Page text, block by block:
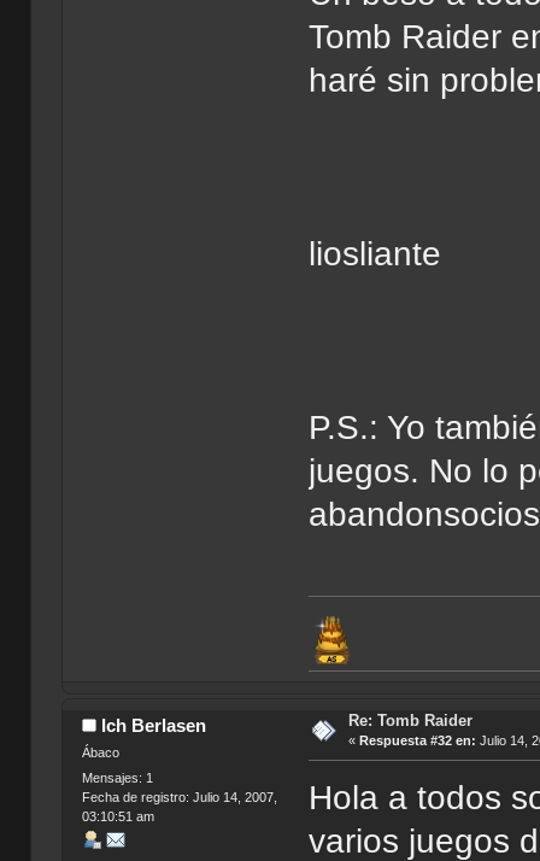
Tomb Raider
haré sin
liosliante
P.S.: Yo
juegos. No lo
Ich Berlasen
Ábaco
Mensajes: 1
Fecha de registro: Julio 14, 2007,
03:10:51 am
Re: Tomb Raider
« Respuesta #32 en: Julio 14,
Hola a todos
varios juegos